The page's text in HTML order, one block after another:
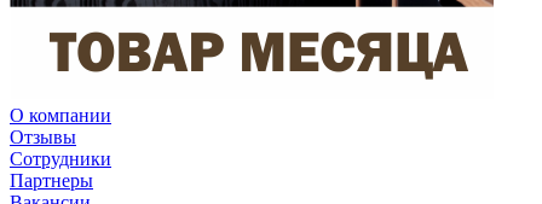
О компании
Отзывы
Сотрудники
Партнеры